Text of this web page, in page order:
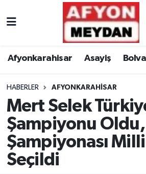
Afyonkarahisar Asayiş
HABERLER AFYONKARAHISAR
Mert Selek
Şampiyonu
Şampiyonası Milli
Seçildi
Nöbetçi Eczaneler
Trafik Durumu
Süper Lig Puan Durumu ve
Tüm Manşetler
Son Dakika Haberleri